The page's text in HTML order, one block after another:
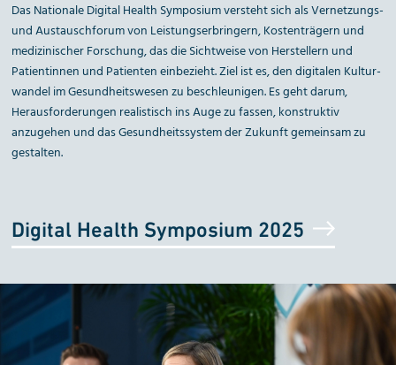
Das Nationale Digital Health Symposium versteht sich als Vernetzungs-
und Austauschforum von Leistungs­erbringern, Kostenträgern und
medizinischer Forschung, das die Sichtweise von Herstellern und
Patientinnen und Patienten einbezieht. Ziel ist es, den digitalen Kultur­
wandel im Gesundheitswesen zu beschleunigen. Es geht darum,
Herausforderungen realistisch ins Auge zu fassen, konstruktiv
anzugehen und das Gesundheitssystem der Zukunft gemeinsam zu
gestalten.
Digital Health Symposium 2025